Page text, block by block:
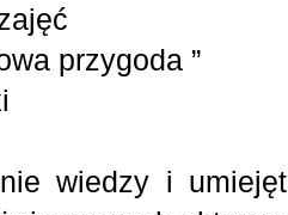
przygoda ”
wiedzy i